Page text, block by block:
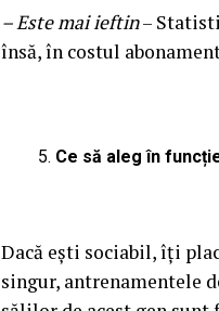
– Este mai ieftin–
însă, în costul
Ce să aleg în
Dacă ești sociabil, îți
singur, antrenamentele